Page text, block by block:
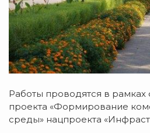
Работы проводятся в
проекта «Формирование
среды» нацпроекта